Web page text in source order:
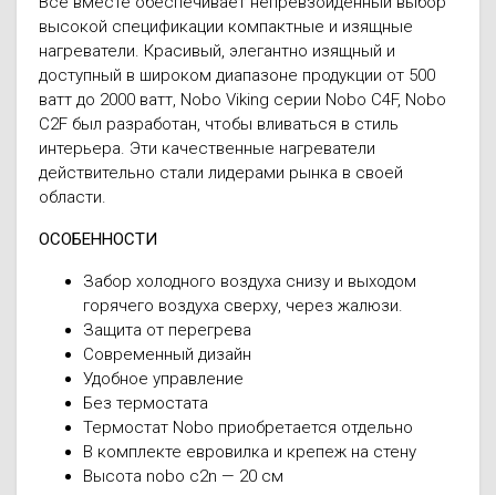
высокой спецификации компактные и изящные
нагреватели. Красивый, элегантно изящный и
доступный в широком диапазоне продукции от 500
ватт до 2000 ватт, Nobo Viking серии Nobo C4F, Nobo
C2F был разработан, чтобы вливаться в стиль
интерьера. Эти качественные нагреватели
действительно стали лидерами рынка в своей
области.
ОСОБЕННОСТИ
Забор холодного воздуха снизу и выходом
горячего воздуха сверху, через жалюзи.
Защита от перегрева
Современный дизайн
Удобное управление
Без термостата
Термостат Nobo приобретается отдельно
В комплекте евровилка и крепеж на стену
Высота nobo c2n — 20 см